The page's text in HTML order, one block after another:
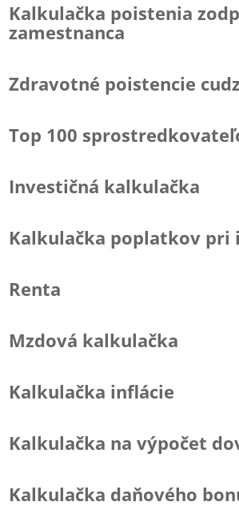
Kalkulačka poistenia
zamestnanca
Zdravotné poistencie
Top 100
Investičná kalkulačka
Kalkulačka poplatkov pri
Renta
Mzdová kalkulačka
Kalkulačka inflácie
Kalkulačka na výpočet
Kalkulačka daňového